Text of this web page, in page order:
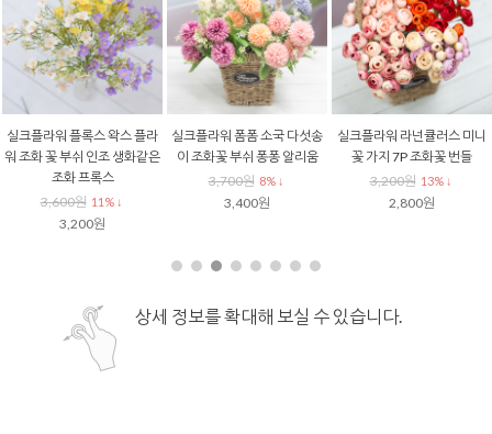
실크플라워 플록스 왁스 플라
워 조화 꽃 부쉬 인조 생화같은
조화 프록스
3,600원 11% ↓
3,200원
실크플라워 폼폼 소국 다섯송
이 조화꽃 부쉬 퐁퐁 알리움
3,700원 8% ↓
3,400원
실크플라워 라넌큘러스 미니
꽃 가지 7P 조화꽃 번들
3,200원 13% ↓
2,800원
상세 정보를 확대해 보실 수 있습니다.